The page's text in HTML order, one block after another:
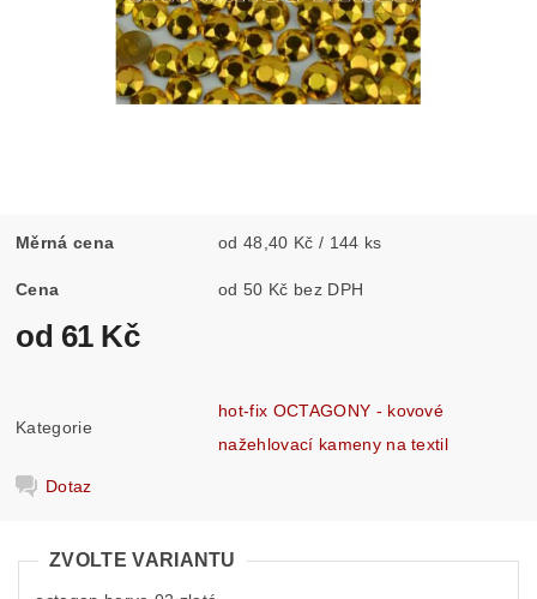
Měrná cena od 48,40 Kč / 144 ks
Cena od 50 Kč bez DPH
od 61 Kč
Kategorie
hot-fix OCTAGONY - kovové
nažehlovací kameny na textil
Dotaz
ZVOLTE VARIANTU